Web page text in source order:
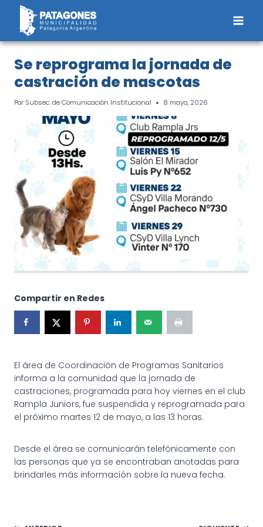
Saltar
contenido
Se reprograma la jornada de
castración de mascotas
Por Subsec. de Comunicación Institucional 8 mayo, 2026
Compartir en Redes
El área de Coordinación de Programas Sanitarios
informa a la comunidad que la jornada de
castraciones, programada para hoy viernes en el club
Rampla Juniors, fue suspendida y reprogramada para
el próximo martes 12 de mayo, a las 13 horas.
Desde el área se comunicarán telefónicamente con
las personas que ya se encontraban anotadas para
brindarles más información sobre la nueva fecha.